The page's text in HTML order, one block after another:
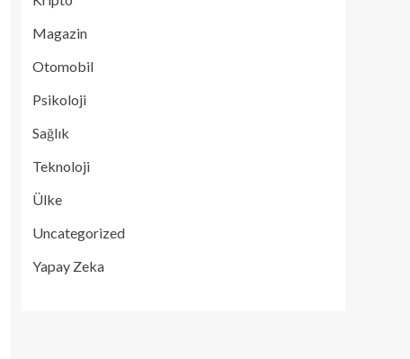
Magazin
Otomobil
Psikoloji
Sağlık
Teknoloji
Ülke
Uncategorized
Yapay Zeka